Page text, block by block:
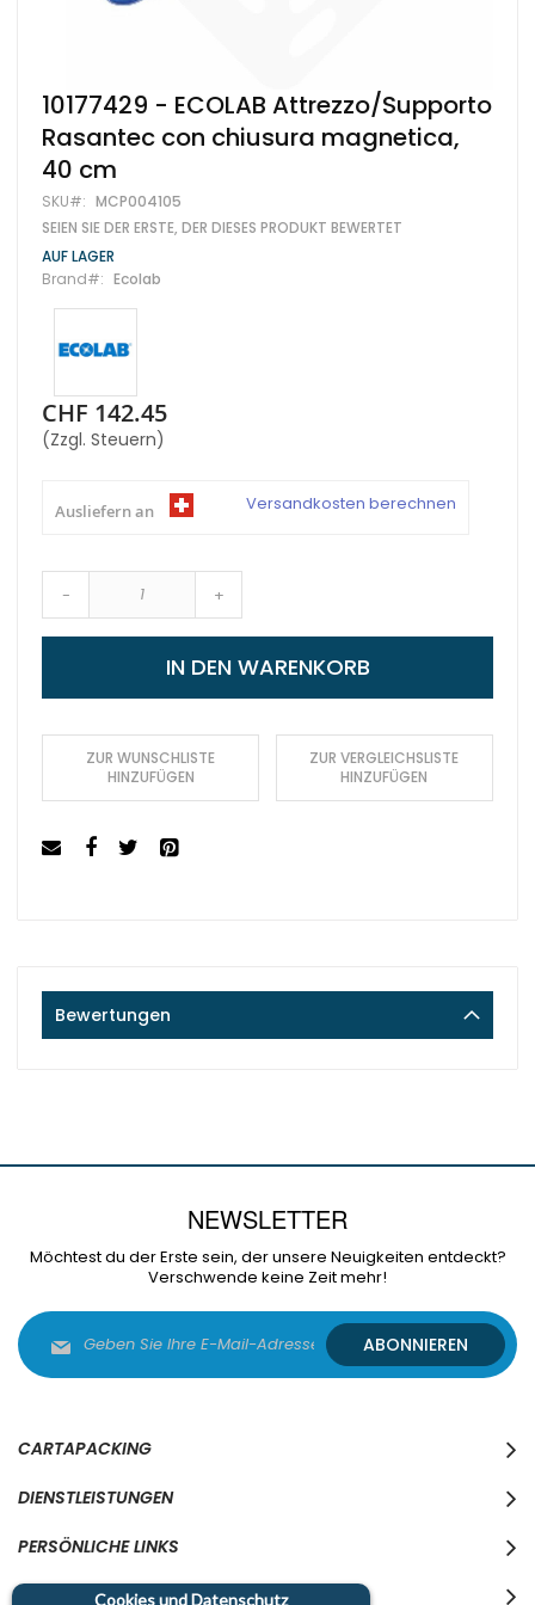
Cookies und Datenschutz
Zum
Anfang
der
Bildgalerie
springen
10177429 - ECOLAB Attrezzo/Supporto
Rasantec con chiusura magnetica,
40 cm
SKU MCP004105
SEIEN SIE DER ERSTE, DER DIESES PRODUKT BEWERTET
AUF LAGER
Brand
Ecolab
CHF 142.45
(Zzgl. Steuern)
Ausliefern an Versandkosten berechnen
- +
IN DEN WARENKORB
ZUR WUNSCHLISTE
HINZUFÜGEN
ZUR VERGLEICHSLISTE
HINZUFÜGEN
Bewertungen
NEWSLETTER
Möchtest du der Erste sein, der unsere Neuigkeiten entdeckt?
Verschwende keine Zeit mehr!
Sie
sich
ABONNIEREN
CARTAPACKING
DIENSTLEISTUNGEN
PERSÖNLICHE LINKS
WO WIR SIND